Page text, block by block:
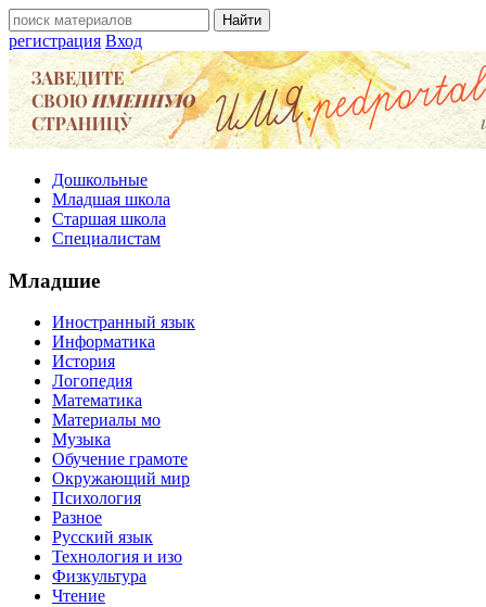
регистрация Вход
Дошкольные
Младшая школа
Старшая школа
Специалистам
Младшие
Иностранный язык
Информатика
История
Логопедия
Математика
Материалы мо
Музыка
Обучение грамоте
Окружающий мир
Психология
Разное
Русский язык
Технология и изо
Физкультура
Чтение